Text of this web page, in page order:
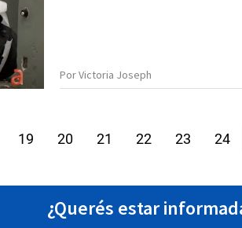
Por Victoria Joseph
19 20 21 22 23 24
¿Querés estar